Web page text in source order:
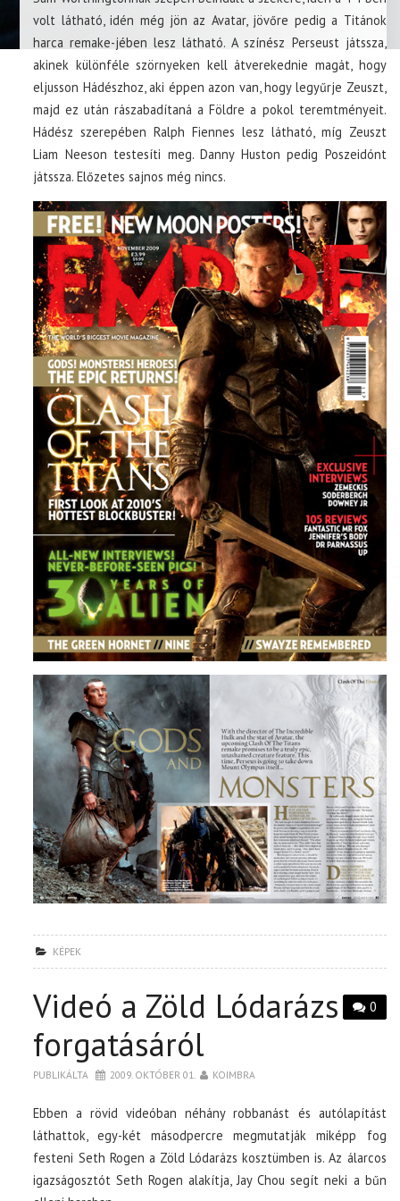
volt látható, idén még jön az Avatar, jövőre pedig a Titánok
harca remake-jében lesz látható. A színész Perseust játssza,
akinek különféle szörnyeken kell átverekednie magát, hogy
eljusson Hádészhoz, aki éppen azon van, hogy legyűrje Zeuszt,
majd ez után rászabadítaná a Földre a pokol teremtményeit.
Hádész szerepében Ralph Fiennes lesz látható, míg Zeuszt
Liam Neeson testesíti meg. Danny Huston pedig Poszeidónt
játssza. Előzetes sajnos még nincs.
KÉPEK
0
Videó a Zöld Lódarázs
forgatásáról
PUBLIKÁLTA 2009. OKTÓBER 01. KOIMBRA
Ebben a rövid videóban néhány robbanást és autólapítást
láthattok, egy-két másodpercre megmutatják miképp fog
festeni Seth Rogen a Zöld Lódarázs kosztümben is. Az álarcos
igazságosztót Seth Rogen alakítja, Jay Chou segít neki a bűn